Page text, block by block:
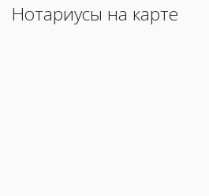
Нотариусы на карте